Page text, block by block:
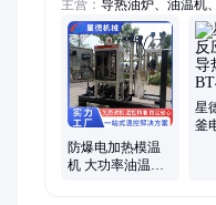
主营： 导热油炉、油温机
导热油模温机、防爆导热
爆电加热油炉、温度控制
组、冷水机、螺杆冷水机
机、冷水机组、冷却机
防爆电加热模温
机 大功率油温机
星
釜